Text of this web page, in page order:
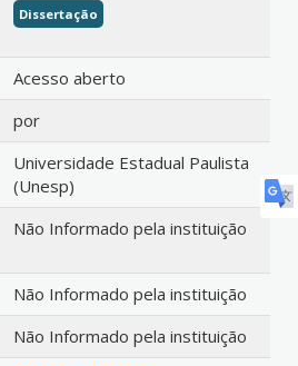
Dissertação
Acesso aberto
por
Universidade Estadual Paulista
(Unesp)
Não Informado pela instituição
Não Informado pela instituição
Não Informado pela instituição